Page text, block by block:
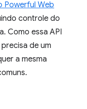
Powerful Web
controle do
Como essa API
de um
a mesma